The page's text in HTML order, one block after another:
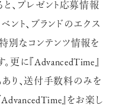
と、プレゼント応募情報
ント、ブランドのエクス
別なコンテンツ情報を
更に『AdvancedTime』
り、送付手数料のみを
』をお楽し